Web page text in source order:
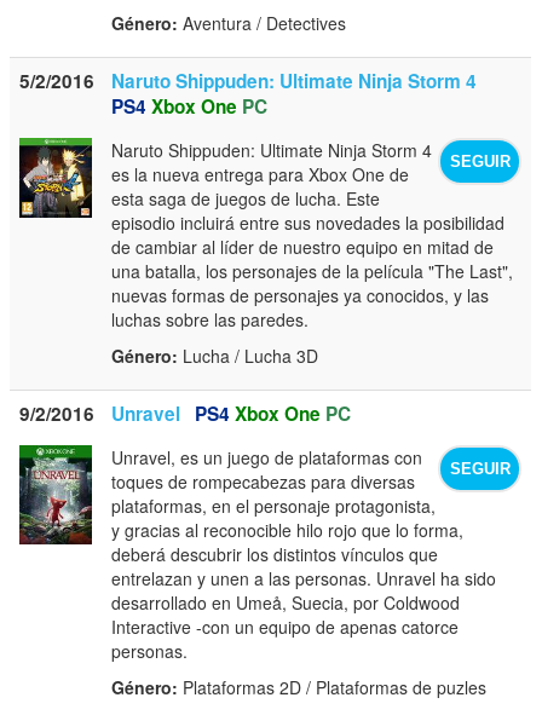
Género: Aventura / Detectives
5/2/2016
Naruto Shippuden: Ultimate Ninja Storm 4
PS4 Xbox One PC
SEGUIR
Naruto Shippuden: Ultimate Ninja Storm 4
es la nueva entrega para Xbox One de
esta saga de juegos de lucha. Este
episodio incluirá entre sus novedades la posibilidad
de cambiar al líder de nuestro equipo en mitad de
una batalla, los personajes de la película "The Last",
nuevas formas de personajes ya conocidos, y las
luchas sobre las paredes.
Género: Lucha / Lucha 3D
9/2/2016 Unravel PS4 Xbox One PC
SEGUIR
Unravel, es un juego de plataformas con
toques de rompecabezas para diversas
plataformas, en el personaje protagonista,
y gracias al reconocible hilo rojo que lo forma,
deberá descubrir los distintos vínculos que
entrelazan y unen a las personas. Unravel ha sido
desarrollado en Umeå, Suecia, por Coldwood
Interactive -con un equipo de apenas catorce
personas.
Género: Plataformas 2D / Plataformas de puzles